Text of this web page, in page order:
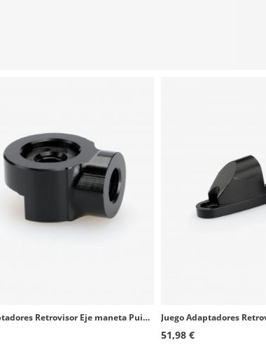
Juego Adaptadores Retrovisor Eje maneta Puig 9532N+9533N BMW R Nine T Racer
51,98 €